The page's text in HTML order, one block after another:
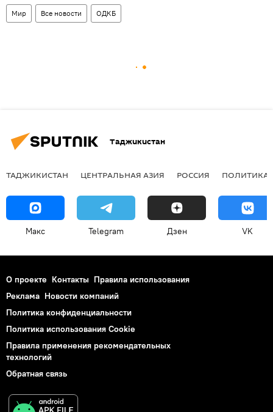
Мир Все новости ОДКБ
Таджикистан
ТАДЖИКИСТАН ЦЕНТРАЛЬНАЯ АЗИЯ РОССИЯ ПОЛИТИКА
Макс Telegram Дзен VK
О проекте Контакты Правила использования
Реклама Новости компаний
Политика конфиденциальности
Политика использования Cookie
Правила применения рекомендательных
технологий
Обратная связь